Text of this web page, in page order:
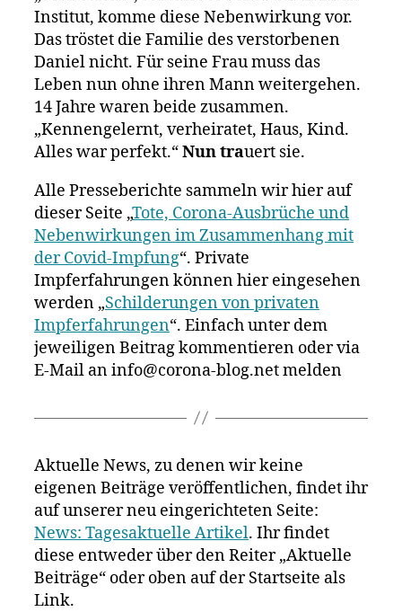
Institut, komme diese Nebenwirkung vor.
Das tröstet die Familie des verstorbenen
Daniel nicht. Für seine Frau muss das
Leben nun ohne ihren Mann weitergehen.
14 Jahre waren beide zusammen.
„Kennengelernt, verheiratet, Haus, Kind.
Alles war perfekt.“Nun trauert sie.
Alle Presseberichte sammeln wir hier auf
dieser Seite „Tote, Corona-Ausbrüche und
Nebenwirkungen im Zusammenhang mit
der Covid-Impfung“. Private
Impferfahrungen können hier eingesehen
werden „Schilderungen von privaten
Impferfahrungen“. Einfach unter dem
jeweiligen Beitrag kommentieren oder via
E-Mail an info@corona-blog.net melden
Aktuelle News, zu denen wir keine
eigenen Beiträge veröffentlichen, findet ihr
auf unserer neu eingerichteten Seite:
News: Tagesaktuelle Artikel. Ihr findet
diese entweder über den Reiter „Aktuelle
Beiträge“ oder oben auf der Startseite als
Link.